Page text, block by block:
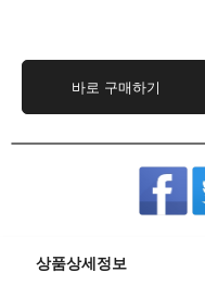
바로 구매하기
상품상세정보